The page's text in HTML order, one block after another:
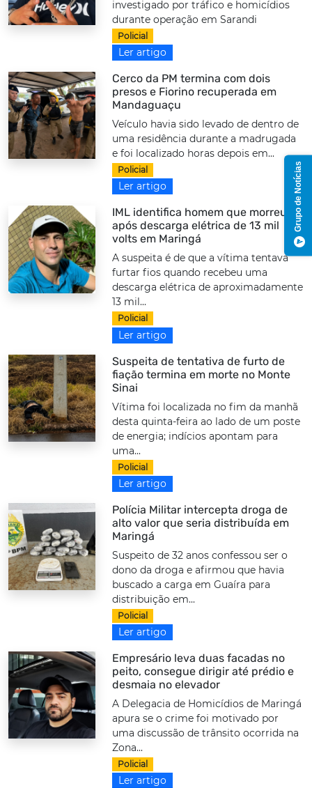
investigado por tráfico e homicídios
durante operação em Sarandi
Policial
Ler artigo
Cerco da PM termina com dois
presos e Fiorino recuperada em
Mandaguaçu
Veículo havia sido levado de dentro de
uma residência durante a madrugada
e foi localizado horas depois em...
Policial
Ler artigo
IML identifica homem que morreu
após descarga elétrica de 13 mil
volts em Maringá
A suspeita é de que a vítima tentava
furtar fios quando recebeu uma
descarga elétrica de aproximadamente
13 mil...
Policial
Ler artigo
Suspeita de tentativa de furto de
fiação termina em morte no Monte
Sinai
Vítima foi localizada no fim da manhã
desta quinta-feira ao lado de um poste
de energia; indícios apontam para
uma...
Policial
Ler artigo
Polícia Militar intercepta droga de
alto valor que seria distribuída em
Maringá
Suspeito de 32 anos confessou ser o
dono da droga e afirmou que havia
buscado a carga em Guaíra para
distribuição em...
Policial
Ler artigo
Empresário leva duas facadas no
peito, consegue dirigir até prédio e
desmaia no elevador
A Delegacia de Homicídios de Maringá
apura se o crime foi motivado por
uma discussão de trânsito ocorrida na
Zona...
Policial
Ler artigo
Grupo de Notícias